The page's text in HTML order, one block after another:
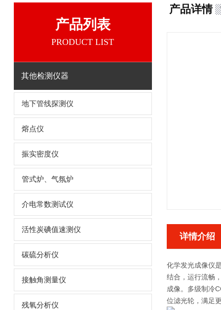
产品列表
PRODUCT LIST
其他检测仪器
地下管线探测仪
熔点仪
振实密度仪
管式炉、气氛炉
介电常数测试仪
活性炭碘值速测仪
碳硫分析仪
接触角测量仪
残氧分析仪
产品详情
详情介绍
化学发光成像仪
结合，运行流畅
成像。多级制冷
位滤光轮，满足